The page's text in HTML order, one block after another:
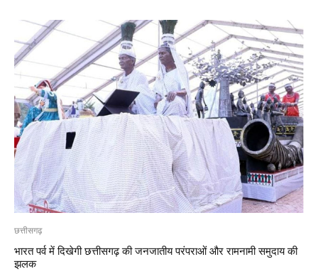
छत्तीसगढ़
भारत पर्व में दिखेगी छत्तीसगढ़ की जनजातीय परंपराओं और रामनामी समुदाय की
झलक